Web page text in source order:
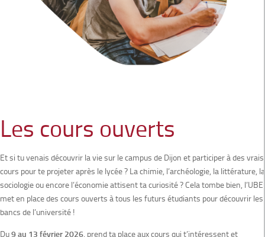
Les cours ouverts
Et si tu venais découvrir la vie sur le campus de Dijon et participer à des vrais
cours pour te projeter après le lycée ? La chimie, l’archéologie, la littérature, la
sociologie ou encore l’économie attisent ta curiosité ? Cela tombe bien, l’UBE
met en place des cours ouverts à tous les futurs étudiants pour découvrir les
bancs de l’université !
Du9 au 13 février 2026 , prend ta place aux cours qui t’intéressent et